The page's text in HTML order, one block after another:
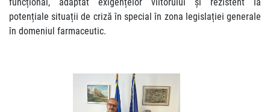
potențiale situații de criză în special în zona legislației generale
în domeniul farmaceutic.